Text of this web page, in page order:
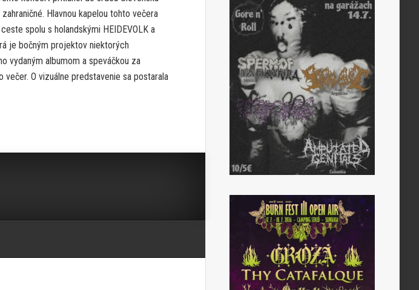
Hlavnou kapelou tohto večera
spolu s holandskými HEIDEVOLK a
je bočným projektov niektorých
vydaným albumom a speváčkou za
O vizuálne predstavenie sa postarala